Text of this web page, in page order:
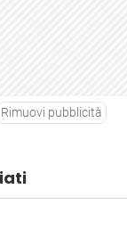
Rimuovi pubblicità